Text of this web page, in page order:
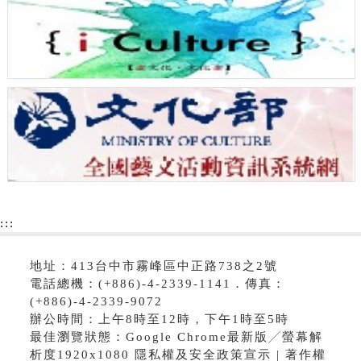
:::
地址：413台中市霧峰區中正路738之2號
電話總機：(+886)-4-2339-1141．傳真：
(+886)-4-2339-9072
辦公時間：上午8時至12時，下午1時至5時
最佳瀏覽狀態：Google Chrome最新版╱螢幕解
析度1920x1080 隱私權及安全政策宣示 | 著作權